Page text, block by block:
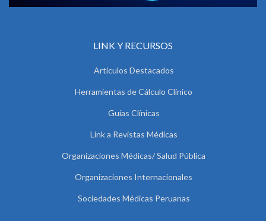
LINK Y RECURSOS
Artículos Destacados
Herramientas de Cálculo Clínico
Guías Clínicas
Link a Revistas Médicas
Organizaciones Médicas/ Salud Pública
Organizaciones Internacionales
Sociedades Médicas Peruanas